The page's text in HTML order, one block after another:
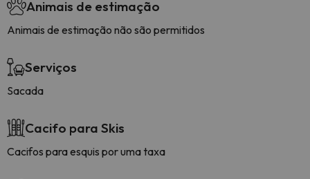
Animais de estimação
Animais de estimação não são permitidos
Serviços
Sacada
Cacifo para Skis
Cacifos para esquis por uma taxa